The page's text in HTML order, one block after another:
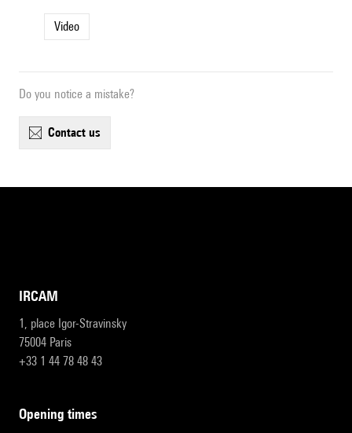
Video
Do you notice a mistake?
contact us
IRCAM
1, place Igor-Stravinsky
75004 Paris
+33 1 44 78 48 43
opening times